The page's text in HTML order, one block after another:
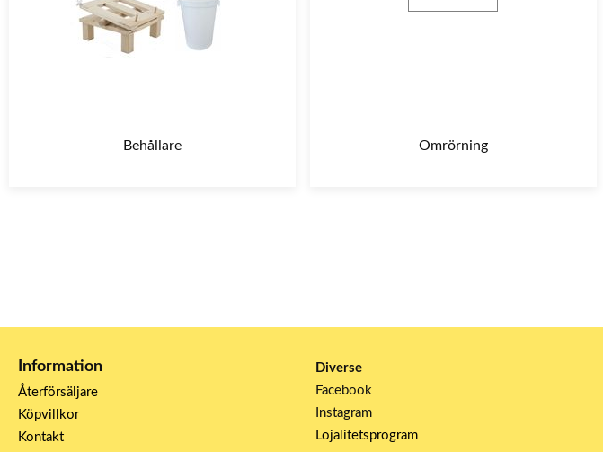
Behållare Omrörning
Information
Återförsäljare
Köpvillkor
Kontakt
Diverse
Facebook
Instagram
Lojalitetsprogram